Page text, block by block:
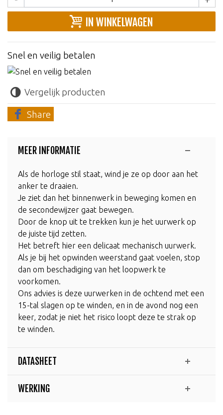
IN WINKELWAGEN
Snel en veilig betalen
Vergelijk producten
Share
MEER INFORMATIE
Als de horloge stil staat, wind je ze op door aan het
anker te draaien.
Je ziet dan het binnenwerk in beweging komen en
de secondewijzer gaat bewegen.
Door de knop uit te trekken kun je het uurwerk op
de juiste tijd zetten.
Het betreft hier een delicaat mechanisch uurwerk.
Als je bij het opwinden weerstand gaat voelen, stop
dan om beschadiging van het loopwerk te
voorkomen.
Ons advies is deze uurwerken in de ochtend met een
15-tal slagen op te winden, en in de avond nog een
keer, zodat je niet het risico loopt deze te strak op
te winden.
DATASHEET
WERKING